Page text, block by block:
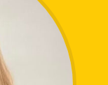
engleski i